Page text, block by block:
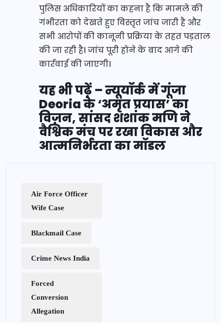
पुलिस अधिकारियों का कहना है कि मामले की
गंभीरता को देखते हुए विस्तृत जांच जारी है और
सभी आरोपों की कानूनी प्रक्रिया के तहत पड़ताल
की जा रही है। जांच पूरी होने के बाद आगे की
कार्रवाई की जाएगी।
यह भी पढ़ें – न्यूयॉर्क में गूंजा
Deoria के ‘अमृत प्रयास’ का
विज़न, सांसद शशांक मणि ने
वैश्विक मंच पर रखा विकास और
आत्मनिर्भरता का मॉडल
Air Force Officer
Wife Case
Blackmail Case
Crime News India
Forced
Conversion
Allegation